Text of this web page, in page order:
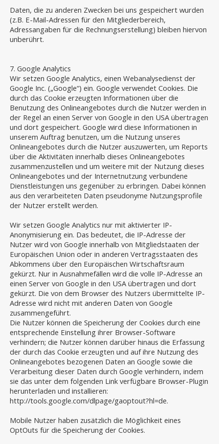
Daten, die zu anderen Zwecken bei uns gespeichert wurden
(z.B. E-Mail-Adressen für den Mitgliederbereich,
Adressangaben für die Rechnungserstellung) bleiben hiervon
unberührt.
7. Google Analytics
Wir setzen Google Analytics, einen Webanalysedienst der
Google Inc. („Google“) ein. Google verwendet Cookies. Die
durch das Cookie erzeugten Informationen über die
Benutzung des Onlineangebotes durch die Nutzer werden in
der Regel an einen Server von Google in den USA übertragen
und dort gespeichert. Google wird diese Informationen in
unserem Auftrag benutzen, um die Nutzung unseres
Onlineangebotes durch die Nutzer auszuwerten, um Reports
über die Aktivitäten innerhalb dieses Onlineangebotes
zusammenzustellen und um weitere mit der Nutzung dieses
Onlineangebotes und der Internetnutzung verbundene
Dienstleistungen uns gegenüber zu erbringen. Dabei können
aus den verarbeiteten Daten pseudonyme Nutzungsprofile
der Nutzer erstellt werden.
Wir setzen Google Analytics nur mit aktivierter IP-
Anonymisierung ein. Das bedeutet, die IP-Adresse der
Nutzer wird von Google innerhalb von Mitgliedstaaten der
Europäischen Union oder in anderen Vertragsstaaten des
Abkommens über den Europäischen Wirtschaftsraum
gekürzt. Nur in Ausnahmefällen wird die volle IP-Adresse an
einen Server von Google in den USA übertragen und dort
gekürzt. Die von dem Browser des Nutzers übermittelte IP-
Adresse wird nicht mit anderen Daten von Google
zusammengeführt.
Die Nutzer können die Speicherung der Cookies durch eine
entsprechende Einstellung ihrer Browser-Software
verhindern; die Nutzer können darüber hinaus die Erfassung
der durch das Cookie erzeugten und auf ihre Nutzung des
Onlineangebotes bezogenen Daten an Google sowie die
Verarbeitung dieser Daten durch Google verhindern, indem
sie das unter dem folgenden Link verfügbare Browser-Plugin
herunterladen und installieren:
http://tools.google.com/dlpage/gaoptout?hl=de.
Mobile Nutzer haben zusätzlich die Möglichkeit eines
OptOuts für die Speicherung der Cookies.